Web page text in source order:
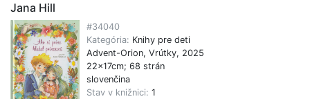
Jana Hill
#34040
Kategória: Knihy pre deti
Advent-Orion, Vrútky, 2025
22x17cm; 68 strán
slovenčina
Stav v knižnici: 1